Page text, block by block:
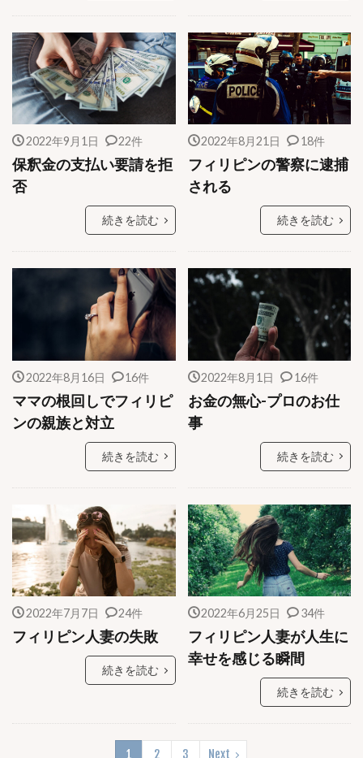
2022年9月1日 22件
保釈金の支払い要請を拒
否
続きを読む
2022年8月21日 18件
フィリピンの警察に逮捕
される
続きを読む
2022年8月16日 16件
ママの根回しでフィリピ
ンの親族と対立
続きを読む
2022年8月1日 16件
お金の無心-プロのお仕
事
続きを読む
2022年7月7日 24件
フィリピン人妻の失敗
続きを読む
2022年6月25日 34件
フィリピン人妻が人生に
幸せを感じる瞬間
続きを読む
1 2 3 Next